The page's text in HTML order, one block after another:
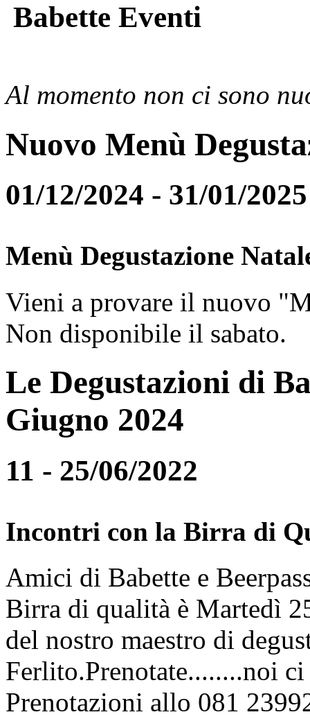
Babette Eventi
Al momento non ci sono
Nuovo Menù
01/12/2024 - 31/01/2025
Menù Degustazione
Vieni a provare il nuovo
Non disponibile il sabato.
Le Degustazioni di
Giugno 2024
11 - 25/06/2022
Incontri con la Birra di
Amici di Babette e
Birra di qualità è Martedì
del nostro maestro di
Ferlito.Prenotate........noi
Prenotazioni allo 081